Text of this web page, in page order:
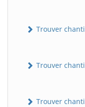
Trouver
Trouver
Trouver